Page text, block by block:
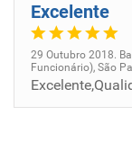
Excelente
29 Outubro 2018.
Funcionário), São